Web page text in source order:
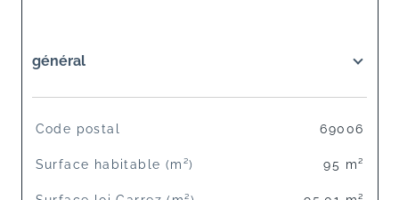
général
TRAD_SIROCCO_Caracteristique
Code postal 69006
Surface habitable (m²) 95 m²